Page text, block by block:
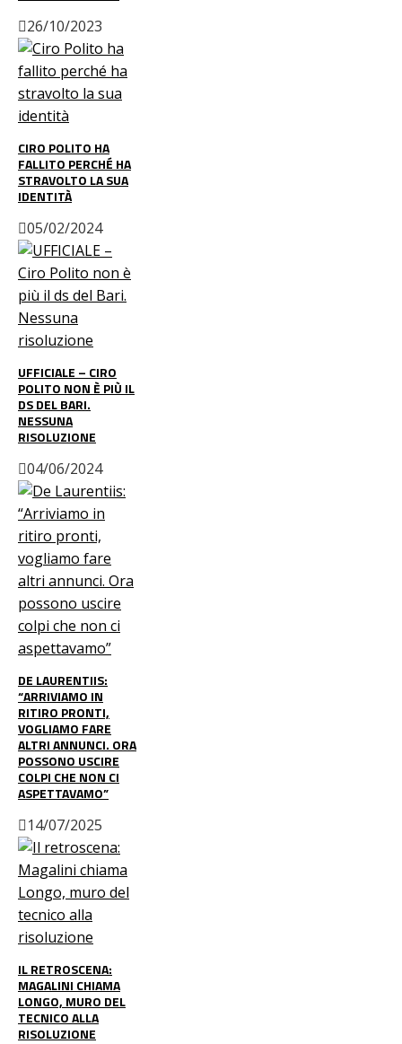
26/10/2023
CIRO POLITO HA
FALLITO PERCHÉ HA
STRAVOLTO LA SUA
IDENTITÀ
05/02/2024
UFFICIALE – CIRO
POLITO NON È PIÙ IL
DS DEL BARI.
NESSUNA
RISOLUZIONE
04/06/2024
DE LAURENTIIS:
“ARRIVIAMO IN
RITIRO PRONTI,
VOGLIAMO FARE
ALTRI ANNUNCI. ORA
POSSONO USCIRE
COLPI CHE NON CI
ASPETTAVAMO”
14/07/2025
IL RETROSCENA:
MAGALINI CHIAMA
LONGO, MURO DEL
TECNICO ALLA
RISOLUZIONE